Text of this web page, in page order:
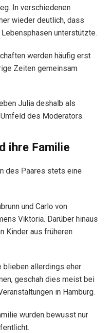
In verschiedenen
wieder deutlich, dass
unterstützte.
werden häufig erst
Zeiten gemeinsam
Julia deshalb als
des Moderators.
ihre Familie
des Paares stets eine
und Carlo von
Viktoria. Darüber hinaus
Kinder aus früheren
allerdings eher
geschah dies meist bei
in Hamburg.
wurden bewusst nur